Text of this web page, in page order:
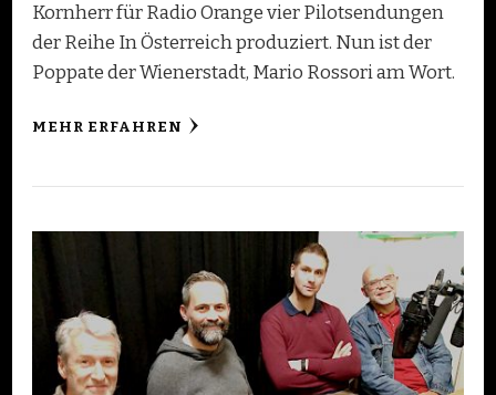
Kornherr für Radio Orange vier Pilotsendungen
der Reihe In Österreich produziert. Nun ist der
Poppate der Wienerstadt, Mario Rossori am Wort.
MEHR ERFAHREN